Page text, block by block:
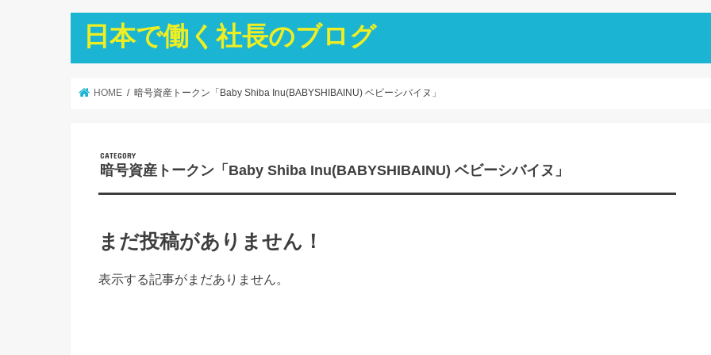
日本で働く社長のブログ
HOME 暗号資産トークン「Baby Shiba Inu(BABYSHIBAINU) ベビーシバイヌ」
暗号資産トークン「Baby Shiba Inu(BABYSHIBAINU) ベビーシバイヌ」
まだ投稿がありません！
表示する記事がまだありません。